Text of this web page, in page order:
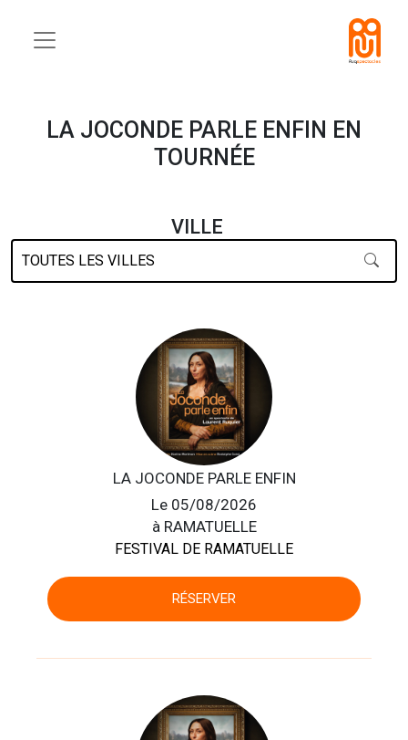
LA JOCONDE PARLE ENFIN EN
TOURNÉE
VILLE
LA JOCONDE PARLE ENFIN
Le 05/08/2026
à RAMATUELLE
FESTIVAL DE RAMATUELLE
RÉSERVER